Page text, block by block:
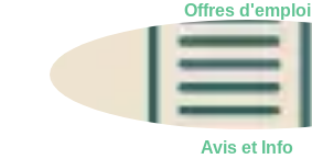
Offres d'emploi
Avis et Info